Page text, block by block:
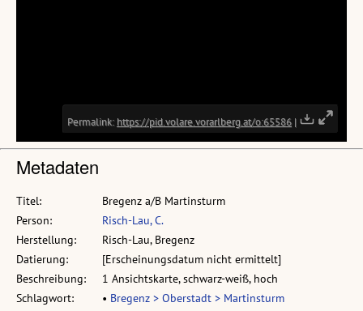
Metadaten
Titel:
Bregenz a/B Martinsturm
Person:
Risch-Lau, C.
Herstellung:
Risch-Lau, Bregenz
Datierung:
[Erscheinungsdatum nicht ermittelt]
Beschreibung:
1 Ansichtskarte, schwarz-weiß, hoch
Schlagwort:
• Bregenz > Oberstadt > Martinsturm